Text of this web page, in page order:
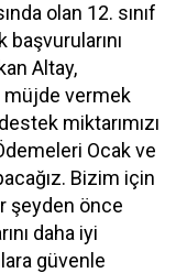
olan 12. sınıf
Altay,
müjde vermek
miktarımızı
Ocak ve
Bizim için
şeyden önce
daha iyi
güvenle